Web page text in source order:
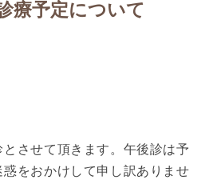
療予定について
させて頂きます。午後診は予
をおかけして申し訳ありませ